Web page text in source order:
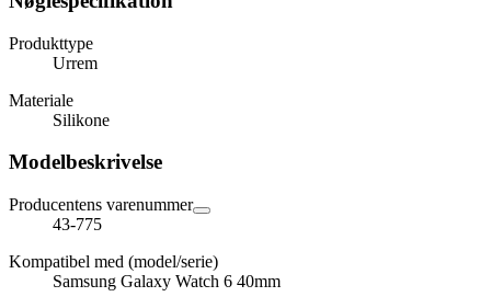
Produkttype
Urrem
Materiale
Silikone
Modelbeskrivelse
Producentens varenummer
43-775
Kompatibel med (model/serie)
Samsung Galaxy Watch 6 40mm